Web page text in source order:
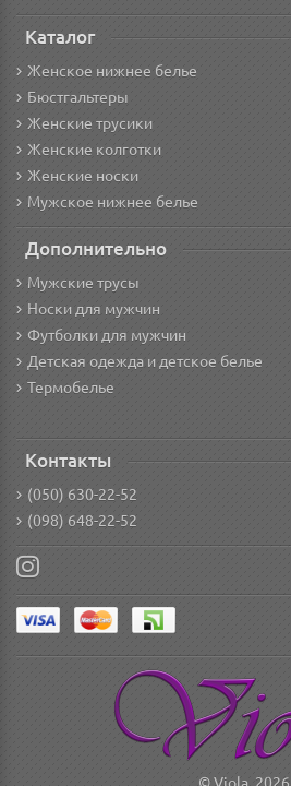
Каталог
Женское нижнее белье
Бюстгальтеры
Женские трусики
Женские колготки
Женские носки
Мужское нижнее белье
Дополнительно
Мужские трусы
Носки для мужчин
Футболки для мужчин
Детская одежда и детское белье
Термобелье
Контакты
(050) 630-22-52
(098) 648-22-52